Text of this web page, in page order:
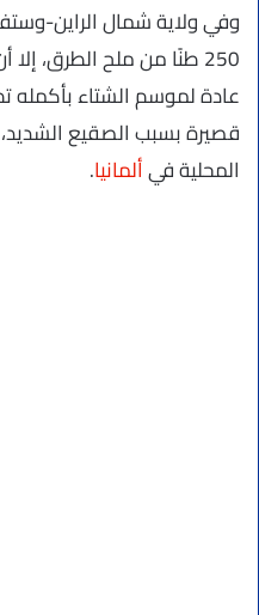
وفي ولاية شمال الراين-
250 طنًا من ملح الطرق،
عادة لموسم الشتاء
قصيرة بسبب الصقيع
المحلية فيألمانيا.